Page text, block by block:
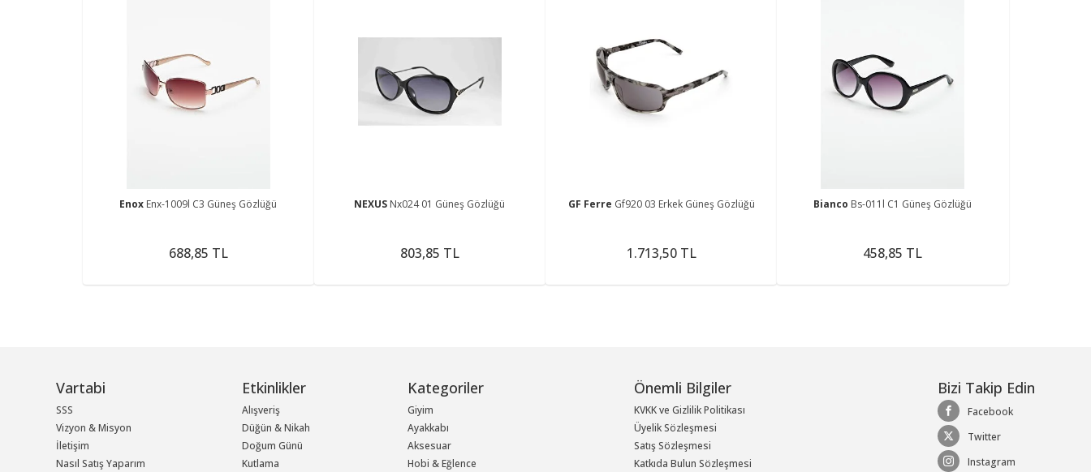
Enox Enx-1009l C3 Güneş Gözlüğü
688,85 TL
NEXUS Nx024 01 Güneş Gözlüğü
803,85 TL
GF Ferre Gf920 03 Erkek Güneş Gözlüğü
1.713,50 TL
Bianco Bs-011l C1 Güneş Gözlüğü
458,85 TL
Vartabi
SSS
Vizyon & Misyon
İletişim
Nasıl Satış Yaparım
Etkinlikler
Alışveriş
Düğün & Nikah
Doğum Günü
Kutlama
Kategoriler
Giyim
Ayakkabı
Aksesuar
Hobi & Eğlence
Önemli Bilgiler
KVKK ve Gizlilik Politikası
Üyelik Sözleşmesi
Satış Sözleşmesi
Katkıda Bulun Sözleşmesi
Bizi Takip Edin
Facebook
Twitter
Instagram